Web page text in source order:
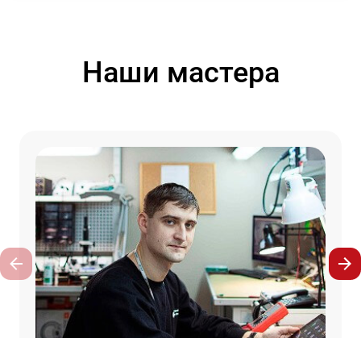
Наши мастера